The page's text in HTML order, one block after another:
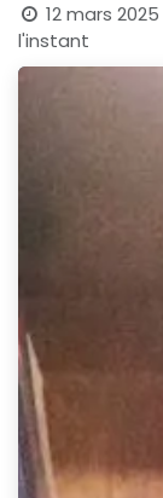
12 mars 2025
l'instant